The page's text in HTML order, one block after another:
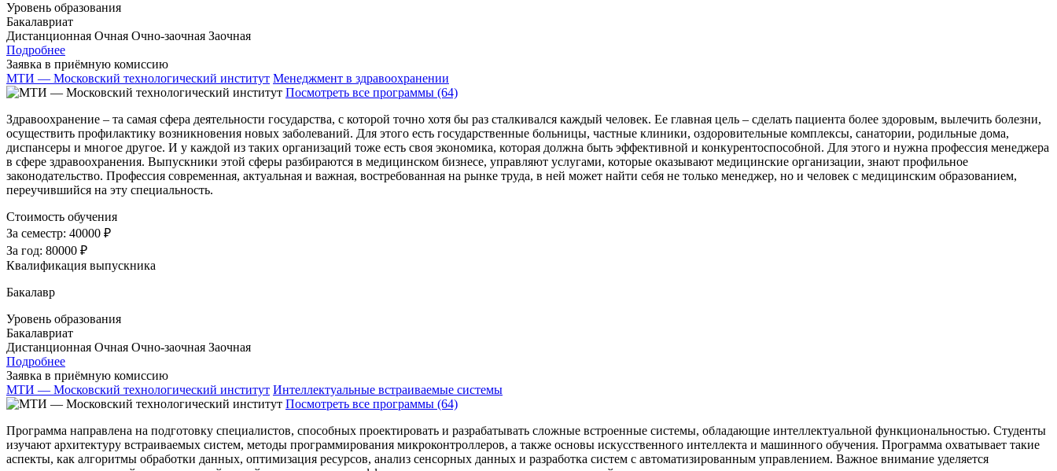
Уровень образования
Бакалавриат
Дистанционная Очная Очно-заочная Заочная
Подробнее
Заявка в приёмную комиссию
МТИ — Московский технологический институт Менеджмент в здравоохранении
Посмотреть все программы (64)
Здравоохранение – та самая сфера деятельности государства, с которой точно хотя бы раз сталкивался каждый человек. Ее главная цель – сделать пациента более здоровым, вылечить болезни,
осуществить профилактику возникновения новых заболеваний. Для этого есть государственные больницы, частные клиники, оздоровительные комплексы, санатории, родильные дома,
диспансеры и многое другое. И у каждой из таких организаций тоже есть своя экономика, которая должна быть эффективной и конкурентоспособной. Для этого и нужна профессия менеджера
в сфере здравоохранения. Выпускники этой сферы разбираются в медицинском бизнесе, управляют услугами, которые оказывают медицинские организации, знают профильное
законодательство. Профессия современная, актуальная и важная, востребованная на рынке труда, в ней может найти себя не только менеджер, но и человек с медицинским образованием,
переучившийся на эту специальность.
Стоимость обучения
За семестр: 40000 ₽
За год: 80000 ₽
Квалификация выпускника
Бакалавр
Уровень образования
Бакалавриат
Дистанционная Очная Очно-заочная Заочная
Подробнее
Заявка в приёмную комиссию
МТИ — Московский технологический институт Интеллектуальные встраиваемые системы
Посмотреть все программы (64)
Программа направлена на подготовку специалистов, способных проектировать и разрабатывать сложные встроенные системы, обладающие интеллектуальной функциональностью. Студенты
изучают архитектуру встраиваемых систем, методы программирования микроконтроллеров, а также основы искусственного интеллекта и машинного обучения. Программа охватывает такие
аспекты, как алгоритмы обработки данных, оптимизация ресурсов, анализ сенсорных данных и разработка систем с автоматизированным управлением. Важное внимание уделяется